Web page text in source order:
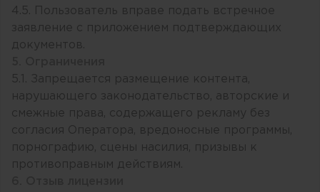
4.5. Пользователь вправе подать встречное
заявление с приложением подтверждающих
документов.
5.1. Запрещается размещение контента,
нарушающего законодательство, авторские и
смежные права, содержащего рекламу без
согласия Оператора, вредоносные программы,
порнографию, сцены насилия, призывы к
противоправным действиям.